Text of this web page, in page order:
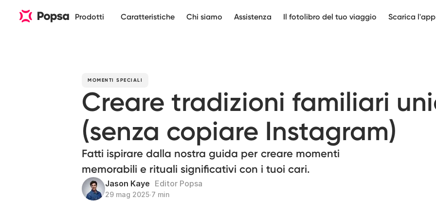
Prodotti Caratteristiche Chi siamo Assistenza Il fotolibro del tuo viaggio Scarica l'app
MOMENTI SPECIALI
Creare tradizioni familiari
(senza copiare Instagram)
Fatti ispirare dalla nostra guida per creare momenti
memorabili e rituali significativi con i tuoi cari.
Jason Kaye Editor Popsa
29 mag 2025∙7 min